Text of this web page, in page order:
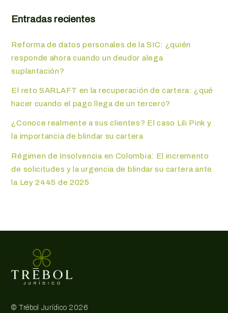
Entradas recientes
Reforma de datos personales de la SIC: ¿quién
responde ahora cuando un deudor alega
suplantación?
El reto SARLAFT en la recuperación de cartera: ¿qué
hacer cuando el pago llega de un tercero?
¿Conoce realmente a sus clientes? El caso Lili Pink y
la importancia de blindar su cartera
Régimen de Insolvencia en Colombia: El incremento
de solicitudes y la urgencia de blindar su cartera ante
la Ley 2445 de 2025
© Trébol Jurídico 2026